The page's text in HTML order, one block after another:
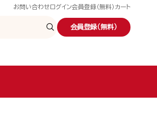
お問い合わせ ログイン会員登録（無料） カート
会員登録（無料）